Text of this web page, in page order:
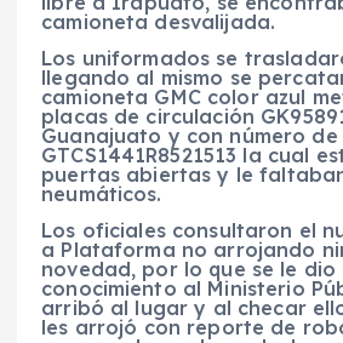
camioneta desvalijada.
Los uniformados se
llegando al mismo se
camioneta GMC color azul
placas de circulación
Guanajuato y con número de
GTCS1441R8521513 la cual
puertas abiertas y le
neumáticos.
Los oficiales consultaron el
a Plataforma no arrojando
novedad, por lo que se le dio
conocimiento al Ministerio
arribó al lugar y al checar
les arrojó con reporte de